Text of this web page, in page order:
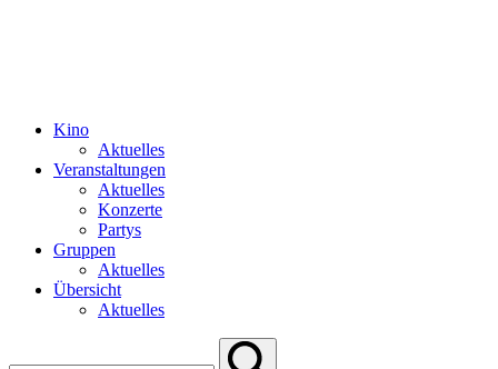
Kino
Aktuelles
Veranstaltungen
Aktuelles
Konzerte
Partys
Gruppen
Aktuelles
Übersicht
Aktuelles